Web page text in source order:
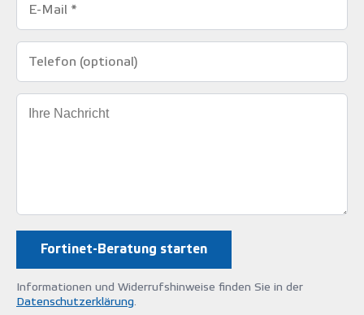
Informationen und Widerrufshinweise finden Sie in der
Datenschutzerklärung.